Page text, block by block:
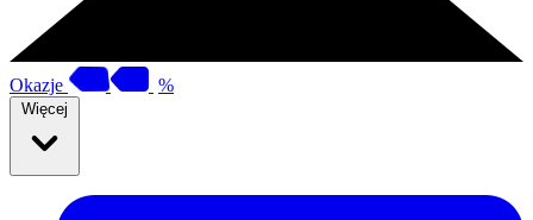
Okazje %
Więcej